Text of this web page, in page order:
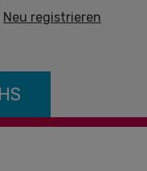
Neu registrieren